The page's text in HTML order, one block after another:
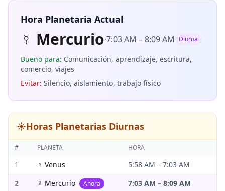
Hora Planetaria Actual
☿ Mercurio·7:03 AM –8:09 AM Diurna
Bueno para: Comunicación, aprendizaje, escritura,
comercio, viajes
Evitar: Silencio, aislamiento, trabajo físico
☀️Horas Planetarias Diurnas
# PLANETA HORA
1 ♀ Venus 5:58 AM – 7:03 AM
2
☿ Mercurio Ahora 7:03 AM – 8:09 AM